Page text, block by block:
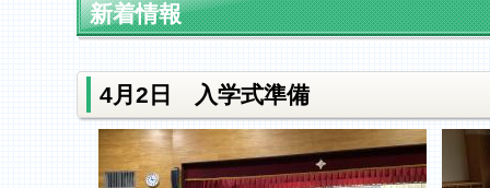
新着情報
4月2日 入学式準備